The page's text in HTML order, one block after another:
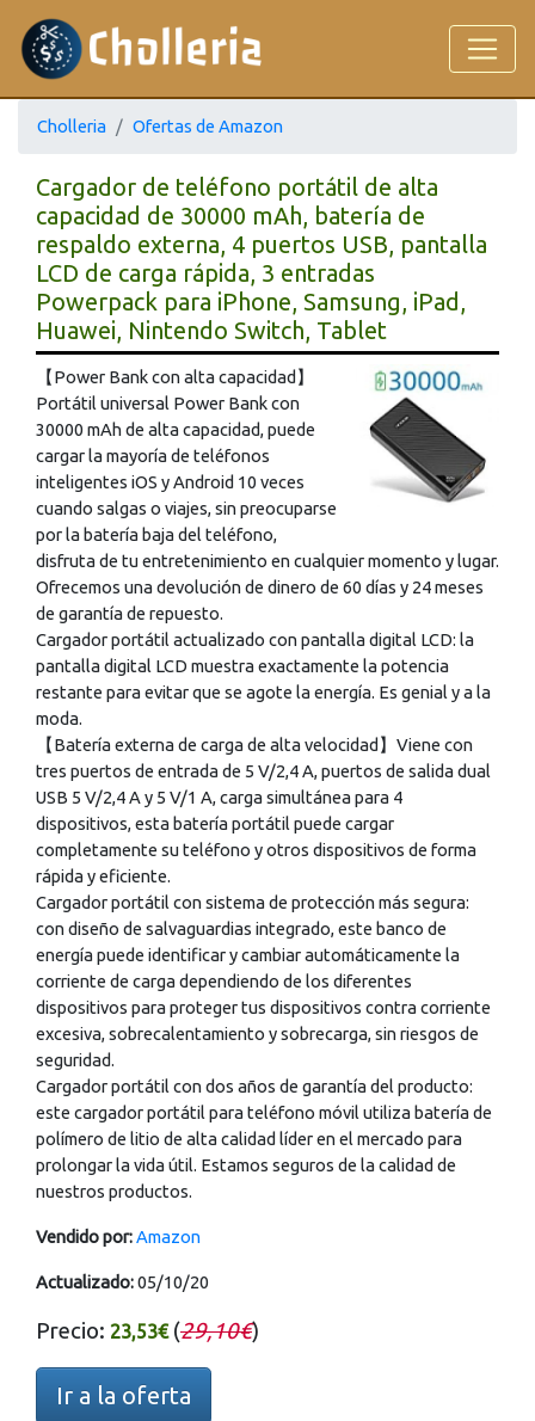
Cholleria Ofertas de Amazon
Cargador de teléfono portátil de alta
capacidad de 30000 mAh, batería de
respaldo externa, 4 puertos USB, pantalla
LCD de carga rápida, 3 entradas
Powerpack para iPhone, Samsung, iPad,
Huawei, Nintendo Switch, Tablet
【Power Bank con alta capacidad】
Portátil universal Power Bank con
30000 mAh de alta capacidad, puede
cargar la mayoría de teléfonos
inteligentes iOS y Android 10 veces
cuando salgas o viajes, sin preocuparse
por la batería baja del teléfono,
disfruta de tu entretenimiento en cualquier momento y lugar.
Ofrecemos una devolución de dinero de 60 días y 24 meses
de garantía de repuesto.
Cargador portátil actualizado con pantalla digital LCD: la
pantalla digital LCD muestra exactamente la potencia
restante para evitar que se agote la energía. Es genial y a la
moda.
【Batería externa de carga de alta velocidad】Viene con
tres puertos de entrada de 5 V/2,4 A, puertos de salida dual
USB 5 V/2,4 A y 5 V/1 A, carga simultánea para 4
dispositivos, esta batería portátil puede cargar
completamente su teléfono y otros dispositivos de forma
rápida y eficiente.
Cargador portátil con sistema de protección más segura:
con diseño de salvaguardias integrado, este banco de
energía puede identificar y cambiar automáticamente la
corriente de carga dependiendo de los diferentes
dispositivos para proteger tus dispositivos contra corriente
excesiva, sobrecalentamiento y sobrecarga, sin riesgos de
seguridad.
Cargador portátil con dos años de garantía del producto:
este cargador portátil para teléfono móvil utiliza batería de
polímero de litio de alta calidad líder en el mercado para
prolongar la vida útil. Estamos seguros de la calidad de
nuestros productos.
Vendido por:Amazon
Actualizado:05/10/20
Precio: 23,53€(29,10€)
Ir a la oferta